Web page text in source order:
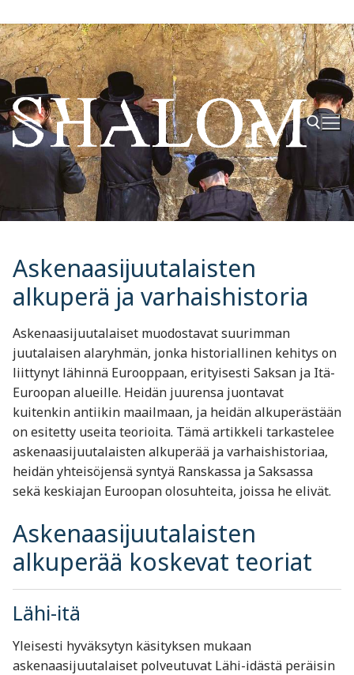
Hyppää
sisältöön
Hae:
Askenaasijuutalaisten
alkuperä ja varhaishistoria
Askenaasijuutalaiset muodostavat suurimman
juutalaisen alaryhmän, jonka historiallinen kehitys on
liittynyt lähinnä Eurooppaan, erityisesti Saksan ja Itä-
Euroopan alueille. Heidän juurensa juontavat
kuitenkin antiikin maailmaan, ja heidän alkuperästään
on esitetty useita teorioita. Tämä artikkeli tarkastelee
askenaasijuutalaisten alkuperää ja varhaishistoriaa,
heidän yhteisöjensä syntyä Ranskassa ja Saksassa
sekä keskiajan Euroopan olosuhteita, joissa he elivät.
Askenaasijuutalaisten
alkuperää koskevat teoriat
Lähi-itä
Yleisesti hyväksytyn käsityksen mukaan
askenaasijuutalaiset polveutuvat Lähi-idästä peräisin